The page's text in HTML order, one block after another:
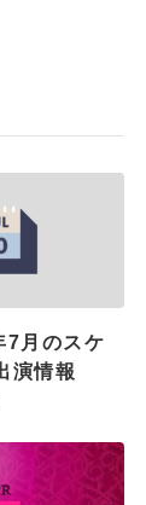
月のスケ
演情報